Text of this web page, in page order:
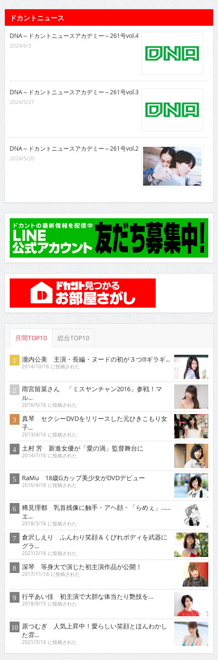
ドカントニュース
DNA～ドカントニュースアカデミー～261号vol.4
2024/6/3
DNA～ドカントニュースアカデミー～261号vol.3
2024/5/27
DNA～ドカントニュースアカデミー～261号vol.2
2024/5/20
月間TOP10 総合TOP10
瀧内公美 主演・長編・ヌードの初が３つ!!!ギラギ...
2014/10/16 に投稿された
雨宮留菜さん 「ミスヤンチャン2016」参戦！マ
ル...
2016/5/16 に投稿された
真琴 セクシーDVDをリリースした元ひきこもり女
子...
2013/4/16 に投稿された
土村 芳 新進女優が「愛の渦」監督舞台に
2014/7/16 に投稿された
RaMu 18歳Gカップ美少女がDVDデビュー
2016/4/16 に投稿された
稀見理都 乳首残像に触手・アヘ顔・「らめぇ」……
エ...
2018/3/16 に投稿された
倉沢しえり ふんわり笑顔＆くびれボディを武器に
グラ...
2021/2/16 に投稿された
深琴 等身大で演じた初主演作品が公開！
2017/11/16 に投稿された
行平あい佳 初主演で大胆な体当たり艶技を…
2018/9/15 に投稿された
原つむぎ 人気上昇中！愛らしい笑顔とほんわかし
た雰...
2021/3/16 に投稿された